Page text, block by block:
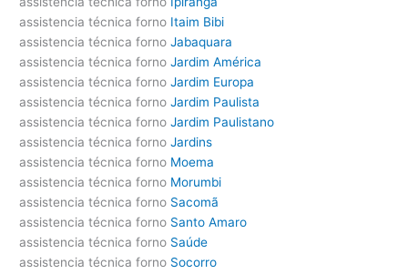
assistencia técnica forno Itaim Bibi
assistencia técnica forno Jabaquara
assistencia técnica forno Jardim América
assistencia técnica forno Jardim Europa
assistencia técnica forno Jardim Paulista
assistencia técnica forno Jardim Paulistano
assistencia técnica forno Jardins
assistencia técnica forno Moema
assistencia técnica forno Morumbi
assistencia técnica forno Sacomã
assistencia técnica forno Santo Amaro
assistencia técnica forno Saúde
assistencia técnica forno Socorro